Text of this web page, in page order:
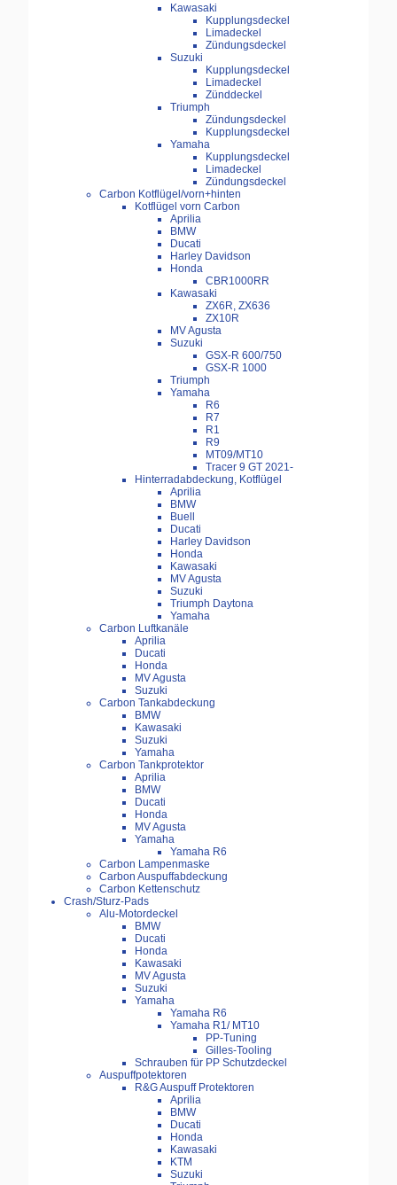
Kawasaki
Kupplungsdeckel
Limadeckel
Zündungsdeckel
Suzuki
Kupplungsdeckel
Limadeckel
Zünddeckel
Triumph
Zündungsdeckel
Kupplungsdeckel
Yamaha
Kupplungsdeckel
Limadeckel
Zündungsdeckel
Carbon Kotflügel/vorn+hinten
Kotflügel vorn Carbon
Aprilia
BMW
Ducati
Harley Davidson
Honda
CBR1000RR
Kawasaki
ZX6R, ZX636
ZX10R
MV Agusta
Suzuki
GSX-R 600/750
GSX-R 1000
Triumph
Yamaha
R6
R7
R1
R9
MT09/MT10
Tracer 9 GT 2021-
Hinterradabdeckung, Kotflügel
Aprilia
BMW
Buell
Ducati
Harley Davidson
Honda
Kawasaki
MV Agusta
Suzuki
Triumph Daytona
Yamaha
Carbon Luftkanäle
Aprilia
Ducati
Honda
MV Agusta
Suzuki
Carbon Tankabdeckung
BMW
Kawasaki
Suzuki
Yamaha
Carbon Tankprotektor
Aprilia
BMW
Ducati
Honda
MV Agusta
Yamaha
Yamaha R6
Carbon Lampenmaske
Carbon Auspuffabdeckung
Carbon Kettenschutz
Crash/Sturz-Pads
Alu-Motordeckel
BMW
Ducati
Honda
Kawasaki
MV Agusta
Suzuki
Yamaha
Yamaha R6
Yamaha R1/ MT10
PP-Tuning
Gilles-Tooling
Schrauben für PP Schutzdeckel
Auspuffpotektoren
R&G Auspuff Protektoren
Aprilia
BMW
Ducati
Honda
Kawasaki
KTM
Suzuki